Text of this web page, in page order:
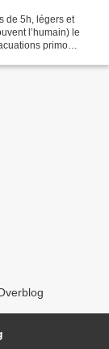
de 5h, légers et
l’humain) le
primo